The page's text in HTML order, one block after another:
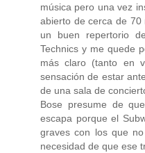
música pero una vez
abierto de cerca de 70
un buen repertorio
Technics y me quede
más claro (tanto en
sensación de estar
de una sala de
Bose presume de
escapa porque el
graves con los que
necesidad de que ese